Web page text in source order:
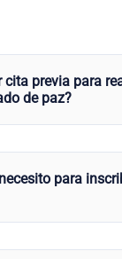
cita previa para
de paz?
para